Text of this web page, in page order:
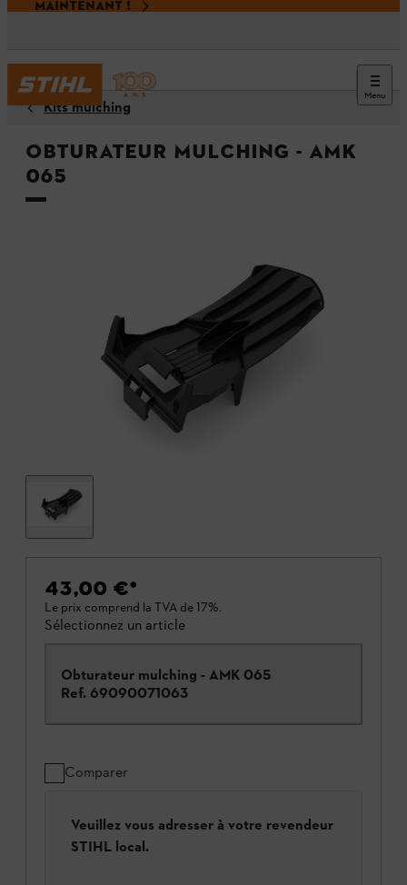
MAINTENANT !
Menu
Kits mulching
Obturateur mulching - AMK
065
43,00 €*
Le prix comprend la TVA de 17%.
Sélectionnez un article
Obturateur mulching - AMK 065
Ref. 69090071063
Comparer
Veuillez vous adresser à votre revendeur
STIHL local.